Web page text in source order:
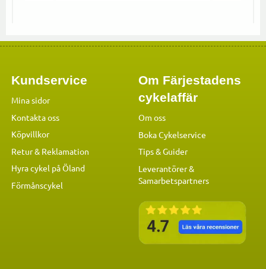
Kundservice
Mina sidor
Kontakta oss
Köpvillkor
Retur & Reklamation
Hyra cykel på Öland
Förmånscykel
Om Färjestadens
cykelaffär
Om oss
Boka Cykelservice
Tips & Guider
Leverantörer &
Samarbetspartners